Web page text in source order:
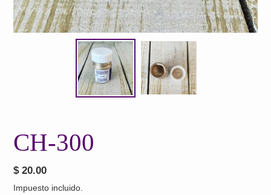
CH-300
Precio
habitual
$ 20.00
Impuesto incluido.